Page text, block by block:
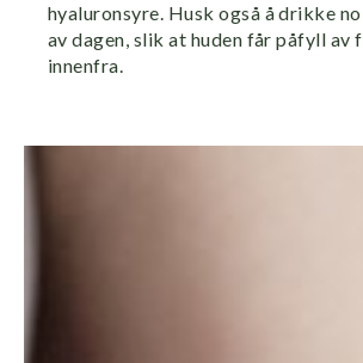
hyaluronsyre. Husk også å drikke
av dagen, slik at huden får påfyll av
innenfra.